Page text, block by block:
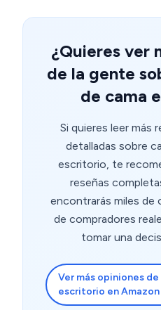
¿Quieres ver
de la gente
de cama
Si quieres leer más
detalladas sobre
escritorio, te
reseñas
encontrarás miles de
de compradores
tomar una
Ver más opiniones
escritorio en Amazon